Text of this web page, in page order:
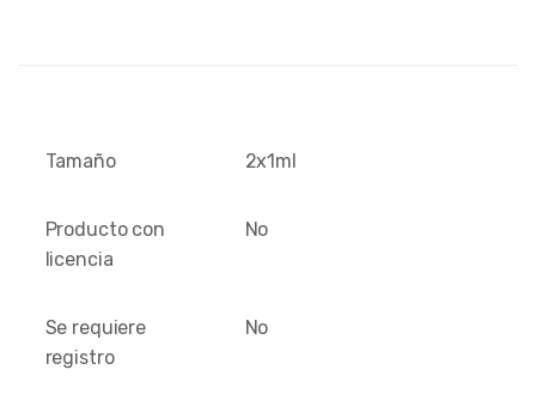
Tamaño 2x1ml
Producto con
licencia
No
Se requiere
registro
No